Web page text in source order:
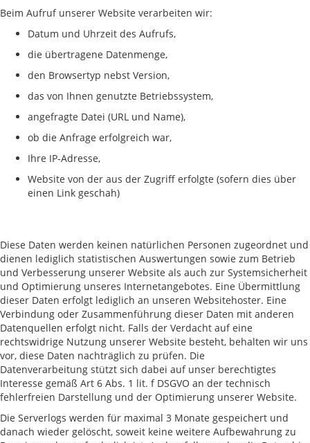
Beim Aufruf unserer Website verarbeiten wir:
Datum und Uhrzeit des Aufrufs,
die übertragene Datenmenge,
den Browsertyp nebst Version,
das von Ihnen genutzte Betriebssystem,
angefragte Datei (URL und Name),
ob die Anfrage erfolgreich war,
Ihre IP-Adresse,
Website von der aus der Zugriff erfolgte (sofern dies über
einen Link geschah)
Diese Daten werden keinen natürlichen Personen zugeordnet und
dienen lediglich statistischen Auswertungen sowie zum Betrieb
und Verbesserung unserer Website als auch zur Systemsicherheit
und Optimierung unseres Internetangebotes. Eine Übermittlung
dieser Daten erfolgt lediglich an unseren Websitehoster. Eine
Verbindung oder Zusammenführung dieser Daten mit anderen
Datenquellen erfolgt nicht. Falls der Verdacht auf eine
rechtswidrige Nutzung unserer Website besteht, behalten wir uns
vor, diese Daten nachträglich zu prüfen. Die
Datenverarbeitung stützt sich dabei auf unser berechtigtes
Interesse gemäß Art 6 Abs. 1 lit. f DSGVO an der technisch
fehlerfreien Darstellung und der Optimierung unserer Website.
Die Serverlogs werden für maximal 3 Monate gespeichert und
danach wieder gelöscht, soweit keine weitere Aufbewahrung zu